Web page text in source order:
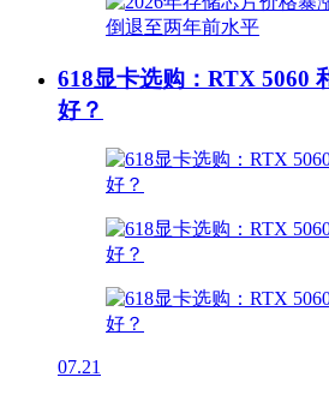
618显卡选购：RTX 5060
好？
07.21